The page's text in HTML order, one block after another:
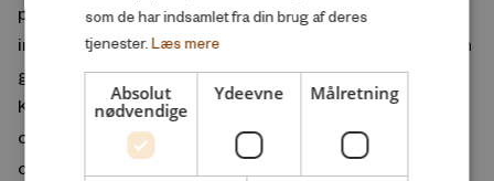
pensionstyper og -afkast og også mindre tilbøjelige til at
investere deres pensionsopsparing på en måde, som kan
give højt afkast men også medfører høj risiko for tab.
Kvinder ender i gennemsnit med en mere sikker pensi-
onsopsparing end mænd – men også dårligere forrentet
og derfor en mindre formue.
som de har indsamlet fra din brug af deres
tjenester. Læs mere
Absolut
nødvendige
Ydeevne Målretning